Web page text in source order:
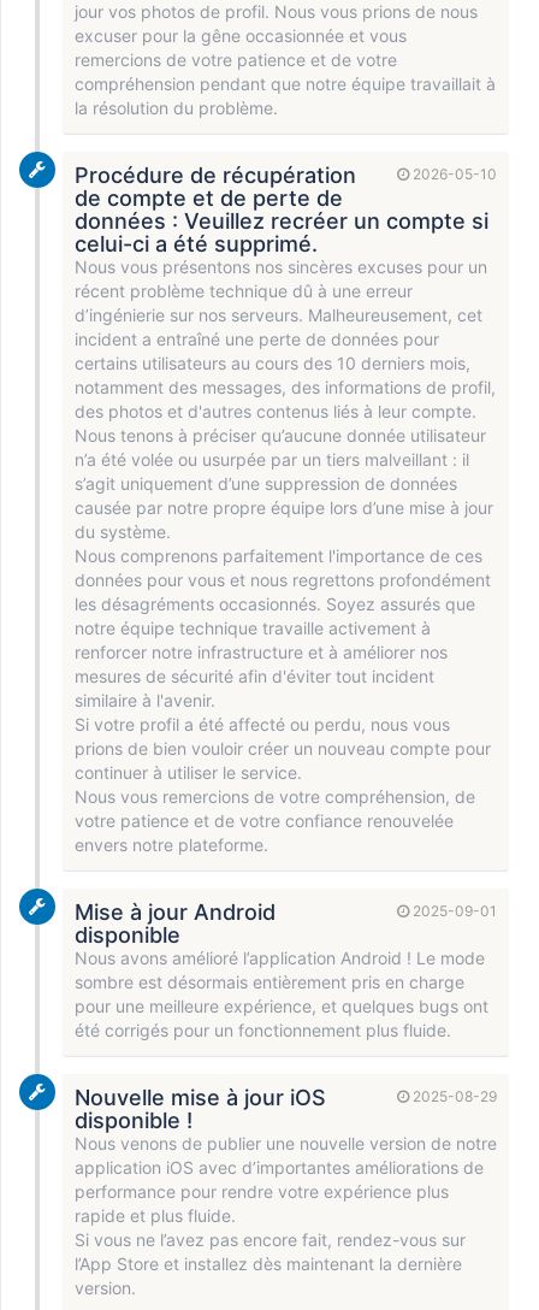
jour vos photos de profil. Nous vous prions de nous
excuser pour la gêne occasionnée et vous
remercions de votre patience et de votre
compréhension pendant que notre équipe travaillait à
la résolution du problème.
2026-05-10
Procédure de récupération
de compte et de perte de
données : Veuillez recréer un compte si
celui-ci a été supprimé.
Nous vous présentons nos sincères excuses pour un
récent problème technique dû à une erreur
d’ingénierie sur nos serveurs. Malheureusement, cet
incident a entraîné une perte de données pour
certains utilisateurs au cours des 10 derniers mois,
notamment des messages, des informations de profil,
des photos et d'autres contenus liés à leur compte.
Nous tenons à préciser qu’aucune donnée utilisateur
n’a été volée ou usurpée par un tiers malveillant : il
s’agit uniquement d’une suppression de données
causée par notre propre équipe lors d’une mise à jour
du système.
Nous comprenons parfaitement l'importance de ces
données pour vous et nous regrettons profondément
les désagréments occasionnés. Soyez assurés que
notre équipe technique travaille activement à
renforcer notre infrastructure et à améliorer nos
mesures de sécurité afin d'éviter tout incident
similaire à l'avenir.
Si votre profil a été affecté ou perdu, nous vous
prions de bien vouloir créer un nouveau compte pour
continuer à utiliser le service.
Nous vous remercions de votre compréhension, de
votre patience et de votre confiance renouvelée
envers notre plateforme.
2025-09-01
Mise à jour Android
disponible
Nous avons amélioré l’application Android ! Le mode
sombre est désormais entièrement pris en charge
pour une meilleure expérience, et quelques bugs ont
été corrigés pour un fonctionnement plus fluide.
2025-08-29
Nouvelle mise à jour iOS
disponible !
Nous venons de publier une nouvelle version de notre
application iOS avec d’importantes améliorations de
performance pour rendre votre expérience plus
rapide et plus fluide.
Si vous ne l’avez pas encore fait, rendez-vous sur
l’App Store et installez dès maintenant la dernière
version.